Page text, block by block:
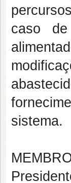
caso
sistema.